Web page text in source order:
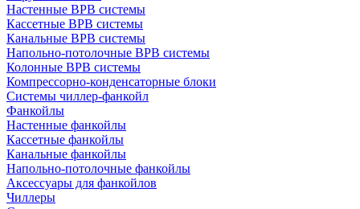
Настенные ВРВ системы
Кассетные ВРВ системы
Канальные ВРВ системы
Напольно-потолочные ВРВ системы
Колонные ВРВ системы
Компрессорно-конденсаторные блоки
Системы чиллер-фанкойл
Фанкойлы
Настенные фанкойлы
Кассетные фанкойлы
Канальные фанкойлы
Напольно-потолочные фанкойлы
Аксессуары для фанкойлов
Чиллеры